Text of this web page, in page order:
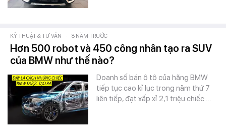
KỸ THUẬT & TƯ VẤN - 8 NĂM TRƯỚC
Hơn 500 robot và 450 công nhân tạo ra SUV
của BMW như thế nào?
Doanh số bán ô tô của hãng BMW
tiếp tục cao kỉ lục trong năm thứ 7
liên tiếp, đạt xấp xỉ 2,1 triệu chiếc.…